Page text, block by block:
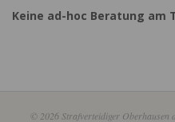
Keine ad-hoc Beratung am
© 2026 Strafverteidiger Oberhausen